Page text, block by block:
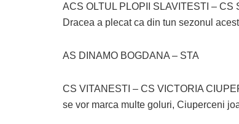
ACS OLTUL PLOPII SLAVITESTI –
Dracea a plecat ca din tun sezonul
AS DINAMO BOGDANA – STA
CS VITANESTI – CS VICTORIA
se vor marca multe goluri, Ciuperceni